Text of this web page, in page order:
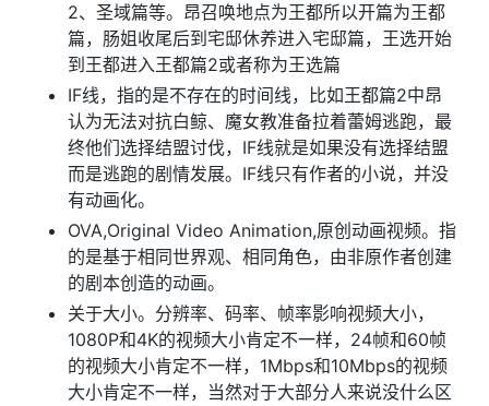
2、圣域篇等。昂召唤地点为王都所以开篇为王都
篇，肠姐收尾后到宅邸休养进入宅邸篇，王选开始
到王都进入王都篇2或者称为王选篇
IF线，指的是不存在的时间线，比如王都篇2中昂
认为无法对抗白鲸、魔女教准备拉着蕾姆逃跑，最
终他们选择结盟讨伐，IF线就是如果没有选择结盟
而是逃跑的剧情发展。IF线只有作者的小说，并没
有动画化。
OVA,Original Video Animation,原创动画视频。指
的是基于相同世界观、相同角色，由非原作者创建
的剧本创造的动画。
关于大小。分辨率、码率、帧率影响视频大小，
1080P和4K的视频大小肯定不一样，24帧和60帧
的视频大小肯定不一样，1Mbps和10Mbps的视频
大小肯定不一样，当然对于大部分人来说没什么区